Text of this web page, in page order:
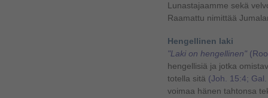
Lunastajaamme sekä
Raamattu nimittää
Hengellinen laki
"Laki on hengellinen"
hengellisiä ja jotka
totella sitä (Joh. 15:4;
voimaa hänen tahtonsa